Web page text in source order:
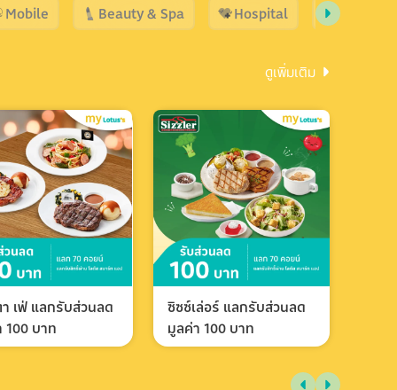
Mobile Beauty & Spa Hospital Shopping
ดูเพิ่มเติม
เฟ่ แลกรับส่วนลด
100 บาท
ซิซซ์เล่อร์ แลกรับส่วนลด
มูลค่า 100 บาท